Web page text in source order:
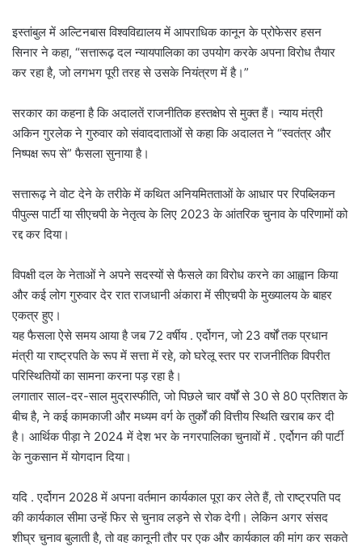
इस्तांबुल में अल्टिनबास विश्वविद्यालय में आपराधिक कानून के प्रोफेसर हसन
सिनार ने कहा, “सत्तारूढ़ दल न्यायपालिका का उपयोग करके अपना विरोध तैयार
कर रहा है, जो लगभग पूरी तरह से उसके नियंत्रण में है।”
सरकार का कहना है कि अदालतें राजनीतिक हस्तक्षेप से मुक्त हैं। न्याय मंत्री
अकिन गुरलेक ने गुरुवार को संवाददाताओं से कहा कि अदालत ने “स्वतंत्र और
निष्पक्ष रूप से” फैसला सुनाया है।
सत्तारूढ़ ने वोट देने के तरीके में कथित अनियमितताओं के आधार पर रिपब्लिकन
पीपुल्स पार्टी या सीएचपी के नेतृत्व के लिए 2023 के आंतरिक चुनाव के परिणामों को
रद्द कर दिया।
विपक्षी दल के नेताओं ने अपने सदस्यों से फैसले का विरोध करने का आह्वान किया
और कई लोग गुरुवार देर रात राजधानी अंकारा में सीएचपी के मुख्यालय के बाहर
एकत्र हुए।
यह फैसला ऐसे समय आया है जब 72 वर्षीय . एर्दोगन, जो 23 वर्षों तक प्रधान
मंत्री या राष्ट्रपति के रूप में सत्ता में रहे, को घरेलू स्तर पर राजनीतिक विपरीत
परिस्थितियों का सामना करना पड़ रहा है।
लगातार साल-दर-साल मुद्रास्फीति, जो पिछले चार वर्षों से 30 से 80 प्रतिशत के
बीच है, ने कई कामकाजी और मध्यम वर्ग के तुर्कों की वित्तीय स्थिति खराब कर दी
है। आर्थिक पीड़ा ने 2024 में देश भर के नगरपालिका चुनावों में . एर्दोगन की पार्टी
के नुकसान में योगदान दिया।
यदि . एर्दोगन 2028 में अपना वर्तमान कार्यकाल पूरा कर लेते हैं, तो राष्ट्रपति पद
की कार्यकाल सीमा उन्हें फिर से चुनाव लड़ने से रोक देगी। लेकिन अगर संसद
शीघ्र चुनाव बुलाती है, तो वह कानूनी तौर पर एक और कार्यकाल की मांग कर सकते